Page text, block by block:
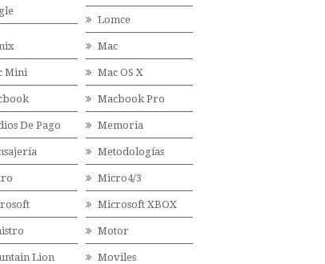
Lomce
Mac
Mini Mac OS X
Macbook Pro
De Pago Memoria
Metodologías
Micro4/3
Microsoft XBOX
Motor
Lion Moviles